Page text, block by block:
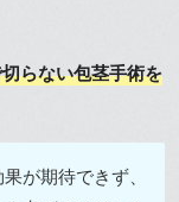
らない包茎手術を
が期待できず、